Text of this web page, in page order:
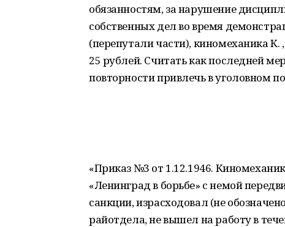
обязанностям, за нарушение
собственных дел во время
(перепутали части), киномеханика
25 рублей. Считать как последней
повторности привлечь в уголовном
«Приказ №3 от 1.12.1946.
«Ленинград в борьбе» с немой
санкции, израсходовал (не
райотдела, не вышел на работу в